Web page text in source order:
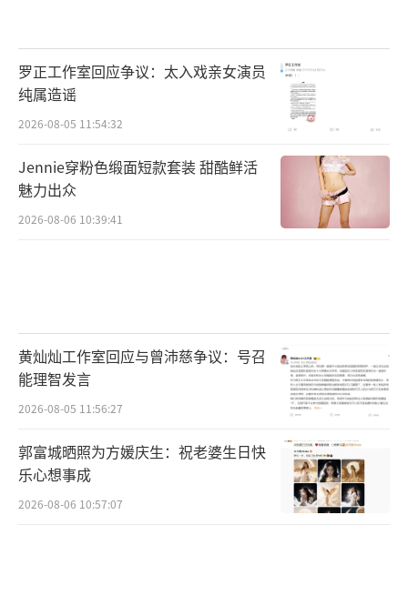
罗正工作室回应争议：太入戏亲女演员
纯属造谣
2026-08-05 11:54:32
Jennie穿粉色缎面短款套装 甜酷鲜活
魅力出众
2026-08-06 10:39:41
黄灿灿工作室回应与曾沛慈争议：号召
能理智发言
2026-08-05 11:56:27
郭富城晒照为方媛庆生：祝老婆生日快
乐心想事成
2026-08-06 10:57:07